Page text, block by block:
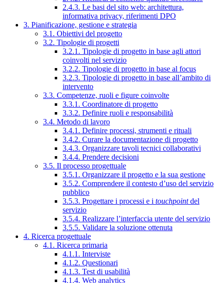
2.4.3. Le basi del sito web: architettura,
informativa privacy, riferimenti DPO
3. Pianificazione, gestione e strategia
3.1. Obiettivi del progetto
3.2. Tipologie di progetti
3.2.1. Tipologie di progetto in base agli attori
coinvolti nel servizio
3.2.2. Tipologie di progetto in base al focus
3.2.3. Tipologie di progetto in base all’ambito di
intervento
3.3. Competenze, ruoli e figure coinvolte
3.3.1. Coordinatore di progetto
3.3.2. Definire ruoli e responsabilità
3.4. Metodo di lavoro
3.4.1. Definire processi, strumenti e rituali
3.4.2. Curare la documentazione di progetto
3.4.3. Organizzare tavoli tecnici collaborativi
3.4.4. Prendere decisioni
3.5. Il processo progettuale
3.5.1. Organizzare il progetto e la sua gestione
3.5.2. Comprendere il contesto d’uso del servizio
pubblico
3.5.3. Progettare i processi e i touchpointdel
servizio
3.5.4. Realizzare l’interfaccia utente del servizio
3.5.5. Validare la soluzione ottenuta
4. Ricerca progettuale
4.1. Ricerca primaria
4.1.1. Interviste
4.1.2. Questionari
4.1.3. Test di usabilità
4.1.4. Web analytics